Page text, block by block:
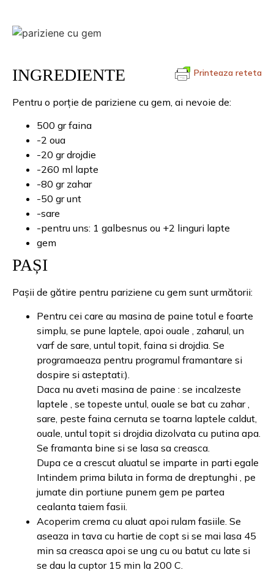
Printeaza reteta
INGREDIENTE
Pentru o porție de pariziene cu gem, ai nevoie de:
500 gr faina
-2 oua
-20 gr drojdie
-260 ml lapte
-80 gr zahar
-50 gr unt
-sare
-pentru uns: 1 galbesnus ou +2 linguri lapte
gem
PAȘI
Pașii de gătire pentru pariziene cu gem sunt următorii:
Pentru cei care au masina de paine totul e foarte
simplu, se pune laptele, apoi ouale , zaharul, un
varf de sare, untul topit, faina si drojdia. Se
programaeaza pentru programul framantare si
dospire si asteptati:).
Daca nu aveti masina de paine : se incalzeste
laptele , se topeste untul, ouale se bat cu zahar ,
sare, peste faina cernuta se toarna laptele caldut,
ouale, untul topit si drojdia dizolvata cu putina apa.
Se framanta bine si se lasa sa creasca.
Dupa ce a crescut aluatul se imparte in parti egale
Intindem prima biluta in forma de dreptunghi , pe
jumate din portiune punem gem pe partea
cealanta taiem fasii.
Acoperim crema cu aluat apoi rulam fasiile. Se
aseaza in tava cu hartie de copt si se mai lasa 45
min sa creasca apoi se ung cu ou batut cu late si
se dau la cuptor 15 min la 200 C.